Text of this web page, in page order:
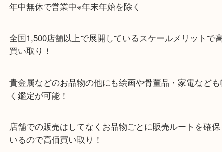
のご来店も大歓迎です！
・当店特徴
ガーデンモール木津川にある店舗なので査定中にシ
グもできます！
年中無休で営業中※年末年始を除く